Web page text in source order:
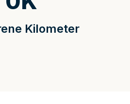
Kilometer